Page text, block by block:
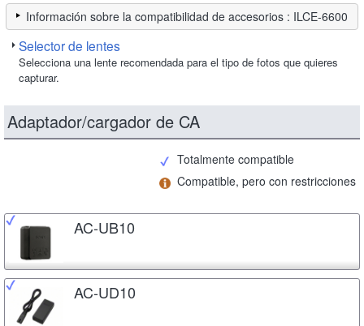
Información sobre la compatibilidad de accesorios : ILCE-6600
Selector de lentes
Selecciona una lente recomendada para el tipo de fotos que quieres
capturar.
Adaptador/cargador de CA
Totalmente compatible
Compatible, pero con restricciones
AC-UB10
AC-UD10